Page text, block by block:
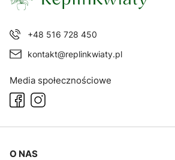
+48 516 728 450
kontakt@replinkwiaty.pl
Media społecznościowe
Linki w stopce
O NAS